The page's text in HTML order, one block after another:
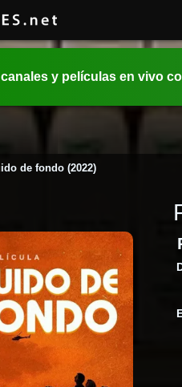
canales y películas en vivo
de fondo (2022)